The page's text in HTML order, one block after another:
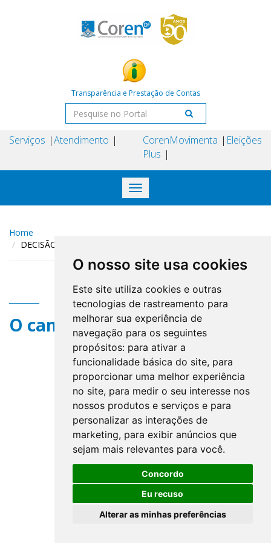
O nosso site usa cookies
Este site utiliza cookies e outras
tecnologias de rastreamento para
melhorar sua experiência de
navegação para os seguintes
propósitos: para ativar a
funcionalidade básica do site, para
proporcionar uma melhor experiência
no site, para medir o seu interesse nos
nossos produtos e serviços e para
personalizar as interações de
marketing, para exibir anúncios que
sejam mais relevantes para você.
Concordo
Eu recuso
Alterar as minhas preferências
Transparência e Prestação de Contas
Serviços Atendimento
Coren
Plus
Movimenta Eleições
Toggle
navigation
Home
DECISÃO COREN-DF N° 166 DE 12 DE AGOSTO DE 2024
O campo title não existe.